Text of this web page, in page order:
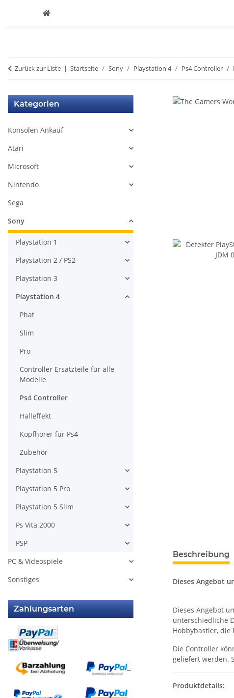
Zurück zur Liste Startseite Sony Playstation 4 Ps4 Controller
weitere
Beschreibung
Dieses Angebot
Dieses Angebot
unterschiedliche
Hobbybastler, die
Die Controller
geliefert werden.
Produktdetails:
Kategorien
Konsolen Ankauf
Atari
Microsoft
Nintendo
Sega
Sony
Playstation 1
Playstation 2 / PS2
Playstation 3
Playstation 4
Phat
Slim
Pro
Controller Ersatzteile für alle
Modelle
Ps4 Controller
Halleffekt
Kopfhörer für Ps4
Zubehör
Playstation 5
Playstation 5 Pro
Playstation 5 Slim
Ps Vita 2000
PSP
PC & Videospiele
Sonstiges
Zahlungsarten